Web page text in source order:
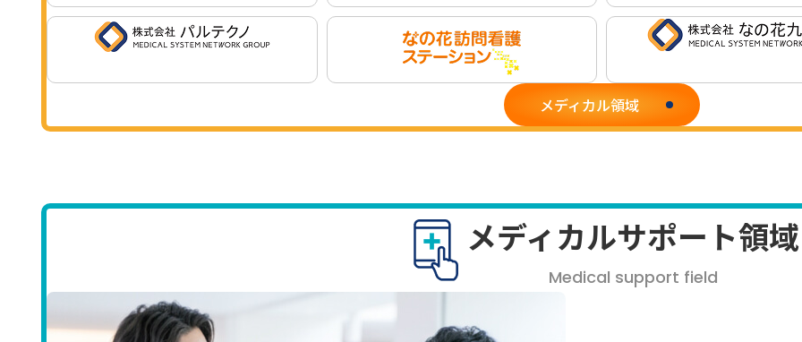
メディカル領域
メディカルサポート領域
Medical support field